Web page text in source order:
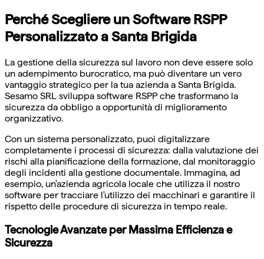
Perché Scegliere un Software RSPP
Personalizzato a Santa Brigida
La gestione della sicurezza sul lavoro non deve essere solo
un adempimento burocratico, ma può diventare un vero
vantaggio strategico per la tua azienda a Santa Brigida.
Sesamo SRL sviluppa software RSPP che trasformano la
sicurezza da obbligo a opportunità di miglioramento
organizzativo.
Con un sistema personalizzato, puoi digitalizzare
completamente i processi di sicurezza: dalla valutazione dei
rischi alla pianificazione della formazione, dal monitoraggio
degli incidenti alla gestione documentale. Immagina, ad
esempio, un'azienda agricola locale che utilizza il nostro
software per tracciare l'utilizzo dei macchinari e garantire il
rispetto delle procedure di sicurezza in tempo reale.
Tecnologie Avanzate per Massima Efficienza e
Sicurezza